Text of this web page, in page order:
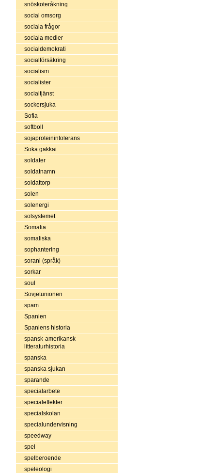
snöskoteråkning
social omsorg
sociala frågor
sociala medier
socialdemokrati
socialförsäkring
socialism
socialister
socialtjänst
sockersjuka
Sofia
softboll
sojaproteinintolerans
Soka gakkai
soldater
soldatnamn
soldattorp
solen
solenergi
solsystemet
Somalia
somaliska
sophantering
sorani (språk)
sorkar
soul
Sovjetunionen
spam
Spanien
Spaniens historia
spansk-amerikansk
litteraturhistoria
spanska
spanska sjukan
sparande
specialarbete
specialeffekter
specialskolan
specialundervisning
speedway
spel
spelberoende
speleologi